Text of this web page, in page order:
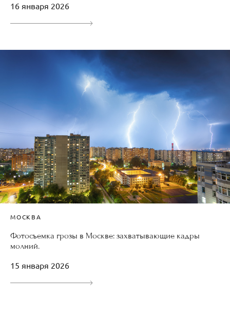
16 января 2026
МОСКВА
Фотосъемка грозы в Москве: захватывающие кадры
молний.
15 января 2026